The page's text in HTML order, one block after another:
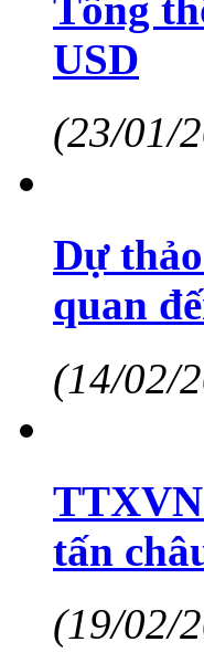
USD
(23/01/
Dự
quan
(14/02/
tấn
(19/02/